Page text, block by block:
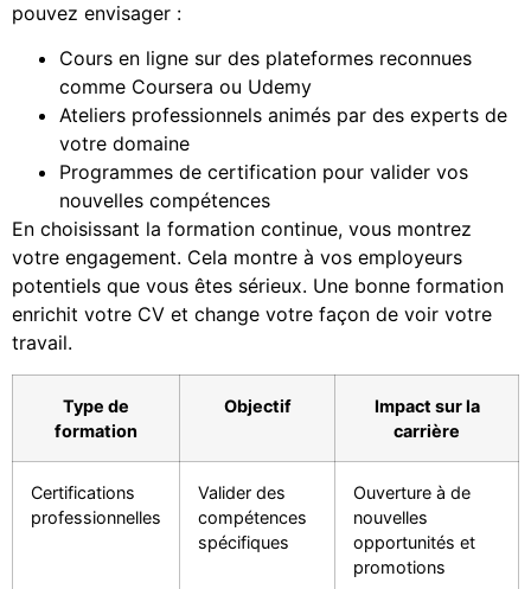
pouvez envisager :
Cours en ligne sur des plateformes reconnues
comme Coursera ou Udemy
Ateliers professionnels animés par des experts de
votre domaine
Programmes de certification pour valider vos
nouvelles compétences
En choisissant la formation continue, vous montrez
votre engagement. Cela montre à vos employeurs
potentiels que vous êtes sérieux. Une bonne formation
enrichit votre CV et change votre façon de voir votre
travail.
Type de
formation
Objectif
Impact sur la
carrière
Certifications
professionnelles
Valider des
compétences
spécifiques
Ouverture à de
nouvelles
opportunités et
promotions